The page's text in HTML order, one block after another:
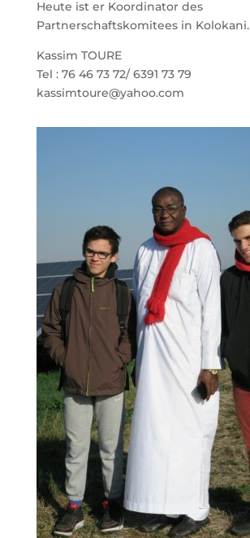
Heute ist er Koordinator des
Partnerschaftskomitees in Kolokani.
Kassim TOURE
Tel : 76 46 73 72/ 6391 73 79
kassimtoure@yahoo.com